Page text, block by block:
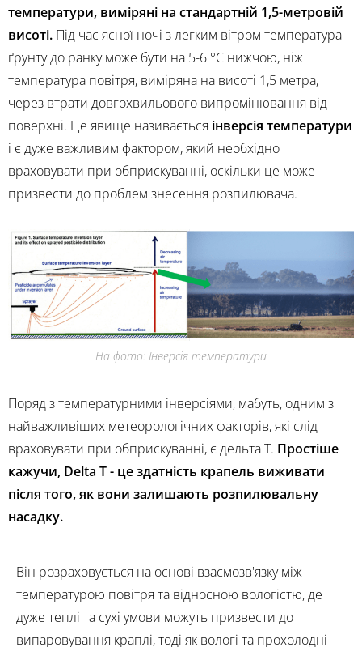
температури, виміряні на стандартній 1,5-метровій
висоті. Під час ясної ночі з легким вітром температура
ґрунту до ранку може бути на 5-6 °C нижчою, ніж
температура повітря, виміряна на висоті 1,5 метра,
через втрати довгохвильового випромінювання від
поверхні. Це явище називається інверсія температури
і є дуже важливим фактором, який необхідно
враховувати при обприскуванні, оскільки це може
призвести до проблем знесення розпилювача.
На фото: Інверсія температури
Поряд з температурними інверсіями, мабуть, одним з
найважливіших метеорологічних факторів, які слід
враховувати при обприскуванні, є дельта Т. Простіше
кажучи, Delta T - це здатність крапель виживати
після того, як вони залишають розпилювальну
насадку.
Він розраховується на основі взаємозв'язку між
температурою повітря та відносною вологістю, де
дуже теплі та сухі умови можуть призвести до
випаровування краплі, тоді як вологі та прохолодні